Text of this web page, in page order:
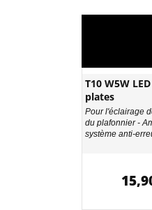
T10 W5W
plates
Pour l'éclairage
du plafonnier -
système anti-